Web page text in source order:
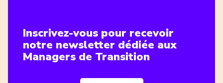
Inscrivez-vous pour recevoir
notre newsletter dédiée aux
Managers de Transition